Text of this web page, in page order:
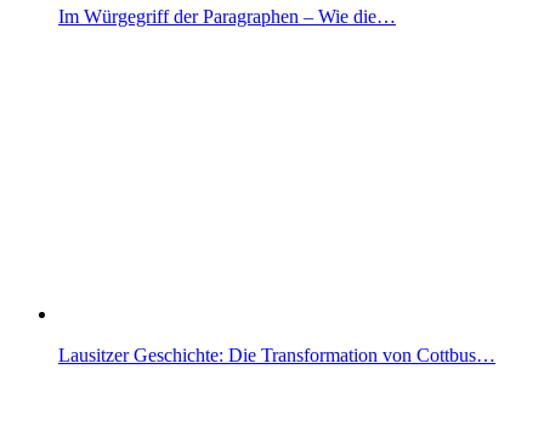
Im Würgegriff der Paragraphen – Wie die…
Lausitzer Geschichte: Die Transformation von Cottbus…